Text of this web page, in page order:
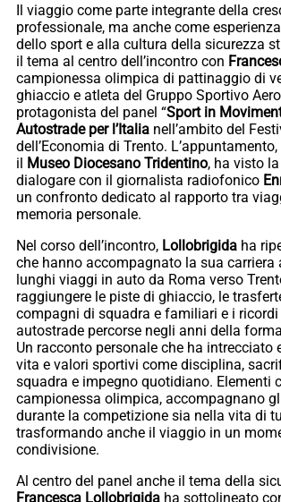
Il viaggio come parte integrante della
professionale, ma anche come
dello sport e alla cultura della sicurezza
il tema al centro dell’incontro con
campionessa olimpica di pattinaggio di
ghiaccio e atleta del Gruppo Sportivo
protagonista del panel “Sport in
Autostrade per l’Italia nell’ambito del
dell’Economia di Trento.
il Museo Diocesano Tridentino, ha visto
dialogare con il giornalista radiofonico
un confronto dedicato al rapporto tra
memoria personale.
Nel corso dell’incontro, Lollobrigida ha
che hanno accompagnato la sua carriera
lunghi viaggi in auto da Roma verso
raggiungere le piste di ghiaccio, le
compagni di squadra e familiari e i
autostrade percorse negli anni della
Un racconto personale che ha intrecciato
vita e valori sportivi come disciplina,
squadra e impegno quotidiano. Elementi
campionessa olimpica, accompagnano
durante la competizione sia nella vita di
trasformando anche il viaggio in un
condivisione.
Al centro del panel anche il tema della
Francesca Lollobrigida ha sottolineato